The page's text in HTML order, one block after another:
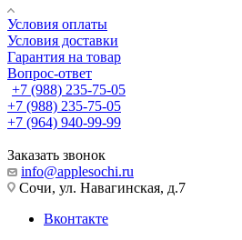
Условия оплаты
Условия доставки
Гарантия на товар
Вопрос-ответ
+7 (988) 235-75-05
+7 (988) 235-75-05
+7 (964) 940-99-99
Заказать звонок
info@applesochi.ru
Сочи, ул. Навагинская, д.7
Вконтакте